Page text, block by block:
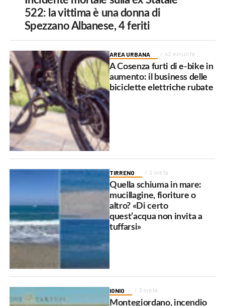
522: la vittima è una donna di
Spezzano Albanese, 4 feriti
AREA URBANA 42 minuti fa
A Cosenza furti di e-bike in
aumento: il business delle
biciclette elettriche rubate
TIRRENO 2 ore fa
Quella schiuma in mare:
mucillagine, fioriture o
altro? «Di certo
quest’acqua non invita a
tuffarsi»
IONIO 3 ore fa
Montegiordano, incendio